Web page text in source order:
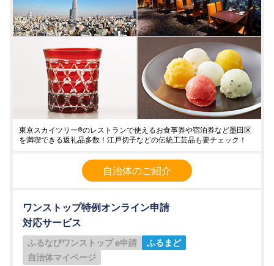
東京スカイツリー®のレストランで使えるお食事券や宿泊券など墨田区
を満喫できる返礼品多数！江戸切子などの伝統工芸品も要チェック！
自治体のご紹介
ワンストップ特例オンライン申請
対応サービス
ふるなびワンストップ e申請
ふるまど
自治体マイページ